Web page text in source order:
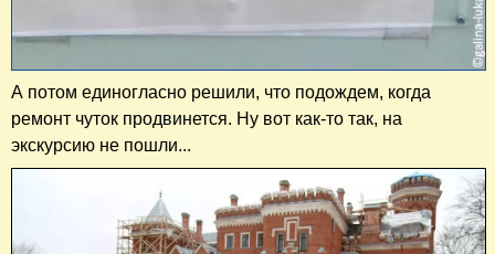
А потом единогласно решили, что подождем, когда
ремонт чуток продвинется. Ну вот как-то так, на
экскурсию не пошли...